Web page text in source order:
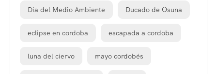
Dia del Medio Ambiente Ducado de Osuna
eclipse en cordoba escapada a cordoba
luna del ciervo mayo cordobés